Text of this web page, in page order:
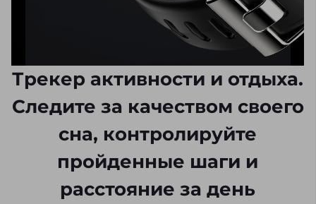
Трекер активности и отдыха.
Следите за качеством своего
сна, контролируйте
пройденные шаги и
расстояние за день